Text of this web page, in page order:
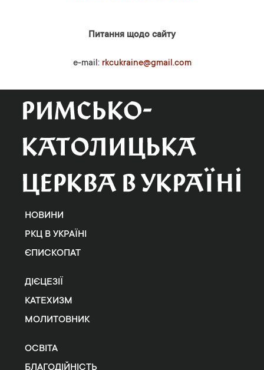
Питання щодо сайту
e-mail: rkcukraine@gmail.com
НОВИНИ
РКЦ В УКРАЇНІ
ЄПИСКОПАТ
ДІЄЦЕЗІЇ
КАТЕХИЗМ
МОЛИТОВНИК
ОСВІТА